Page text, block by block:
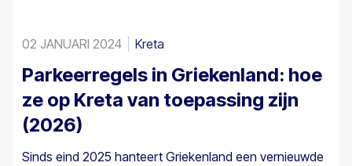
02 JANUARI 2024 Kreta
Parkeerregels in Griekenland: hoe
ze op Kreta van toepassing zijn
(2026)
Sinds eind 2025 hanteert Griekenland een vernieuwde